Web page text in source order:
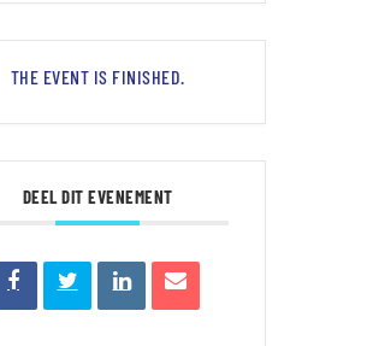
THE EVENT IS FINISHED.
DEEL DIT EVENEMENT